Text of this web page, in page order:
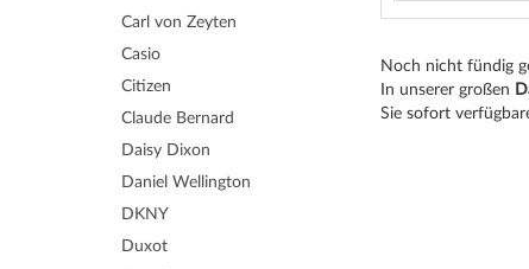
Noch nicht fündig
In unserer großen
Sie sofort
Carl von Zeyten
Casio
Citizen
Claude Bernard
Daisy Dixon
Daniel Wellington
DKNY
Duxot